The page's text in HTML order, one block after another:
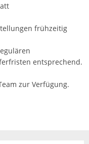
frühzeitig
entsprechend.
zur Verfügung.